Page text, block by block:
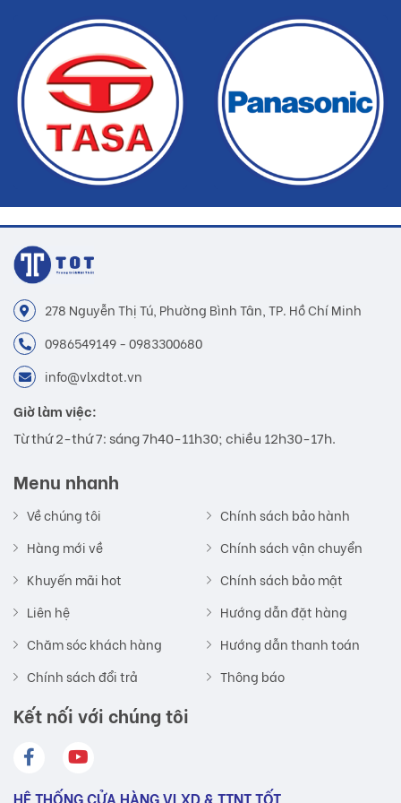
Dịch vụ nhanh chóng, tiết kiệm thời gian và tiền bạc cho khách
hàng
278 Nguyễn Thị Tú, Phường Bình Tân, TP. Hồ Chí Minh
0986549149 - 0983300680
info@vlxdtot.vn
Giờ làm việc:
Từ thứ 2-thứ 7: sáng 7h40-11h30; chiều 12h30-17h.
Menu nhanh
Về chúng tôi
Hàng mới về
Khuyến mãi hot
Liên hệ
Chăm sóc khách hàng
Chính sách đổi trả
Chính sách bảo hành
Chính sách vận chuyển
Chính sách bảo mật
Hướng dẫn đặt hàng
Hướng dẫn thanh toán
Thông báo
Kết nối với chúng tôi
HỆ THỐNG CỬA HÀNG VLXD & TTNT TỐT